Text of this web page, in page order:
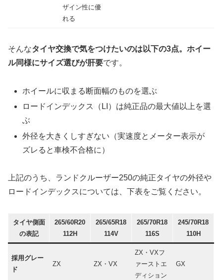
ザイン性に優
れる
そんなタイヤ交換で気をつけたいのは以下の3点。ホイー
ル同様にサイズ選びが肝要です。
ホイールに収まる断面幅のものを選ぶ
ロードインデックス（LI）は純正品の最大値以上を選
ぶ
外径を大きくしすぎない（実速度とメーター表示が
ズレると車検不合格に）
上記のうち、ランドクルーザー250の純正タイヤの外径や
ロードインデックスについては、下表をご覧ください。
タイヤ側面
の表記
265/60R20
112H
265/65R18
114V
265/70R18
116S
245/70R18
110H
採用グレー
ド
ZX ZX・VX
ZX・VXフ
ァーストエ
ディション
GX